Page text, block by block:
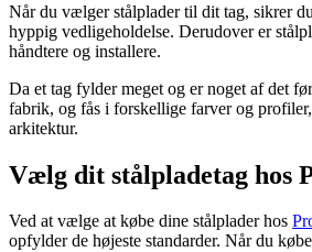
Når du vælger stålplader til dit tag, sikrer
hyppig vedligeholdelse. Derudover er
håndtere og installere.
Da et tag fylder meget og er noget af det
fabrik, og fås i forskellige farver og
arkitektur.
Vælg dit stålpladetag hos
Ved at vælge at købe dine stålplader hos
opfylder de højeste standarder. Når du